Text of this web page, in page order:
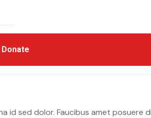
Donate
sed dolor. Faucibus amet posuere